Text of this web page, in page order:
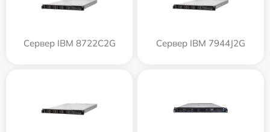
Сервер IBM 8722C2G Сервер IBM 7944J2G